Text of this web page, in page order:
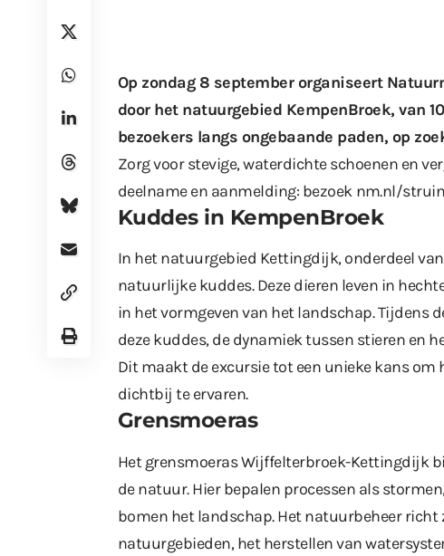
Op zondag 8 september organiseert
door het natuurgebied KempenBroek, van
bezoekers langs ongebaande paden, op
Zorg voor stevige, waterdichte schoenen en
deelname en aanmelding: bezoek nm.nl/
Kuddes in KempenBroek
In het natuurgebied Kettingdijk, onderdeel
natuurlijke kuddes. Deze dieren leven in
in het vormgeven van het landschap. Tijdens
deze kuddes, de dynamiek tussen stieren en
Dit maakt de excursie tot een unieke kans
dichtbij te ervaren.
Grensmoeras
Het grensmoeras Wijffelterbroek-Kettingdijk
de natuur. Hier bepalen processen als
bomen het landschap. Het natuurbeheer
natuurgebieden, het herstellen van